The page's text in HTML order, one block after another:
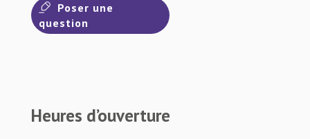
Poser une
question
Heures d’ouverture